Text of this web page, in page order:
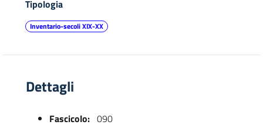
Tipologia
Inventario-secoli XIX-XX
Dettagli
Fascicolo: 090